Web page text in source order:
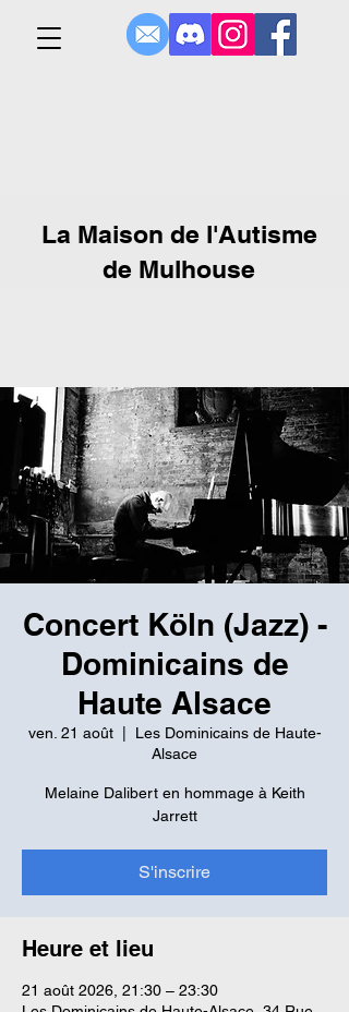
La Maison de l'Autisme
de Mulhouse
Concert Köln (Jazz) -
Dominicains de
Haute Alsace
ven. 21 août
  |
Les Dominicains de Haute-
Alsace
Melaine Dalibert en hommage à Keith
Jarrett
S'inscrire
Heure et lieu
21 août 2026, 21:30 – 23:30